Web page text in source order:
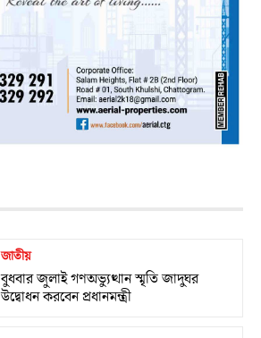
জাতীয়
বুধবার জুলাই গণঅভ্যুত্থান স্মৃতি জাদুঘর
উদ্বোধন করবেন প্রধানমন্ত্রী